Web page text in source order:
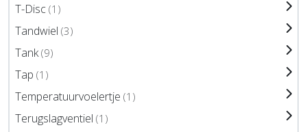
T-Disc (1)
Tandwiel (3)
Tank(9)
Tap (1)
Temperatuurvoelertje (1)
Terugslagventiel (1)